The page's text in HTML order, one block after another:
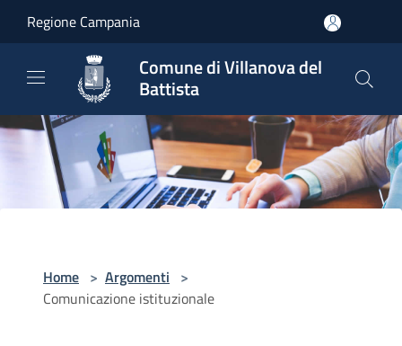
Regione Campania
Comune di Villanova del
Battista
Home > Argomenti >
Comunicazione istituzionale